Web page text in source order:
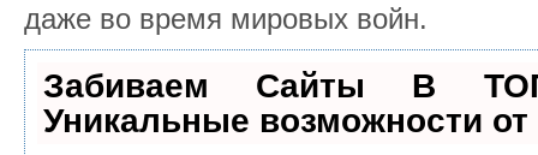
даже во время мировых войн.
Забиваем Сайты В
Уникальные возможности от